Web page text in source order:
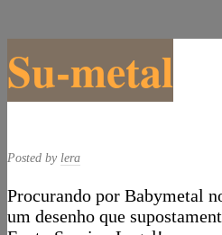
Su-metal
Posted by lera
Procurando por Babymetal
um desenho que